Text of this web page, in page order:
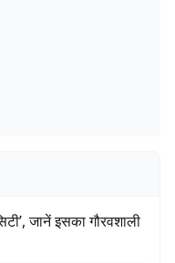
जानें इसका गौरवशाली